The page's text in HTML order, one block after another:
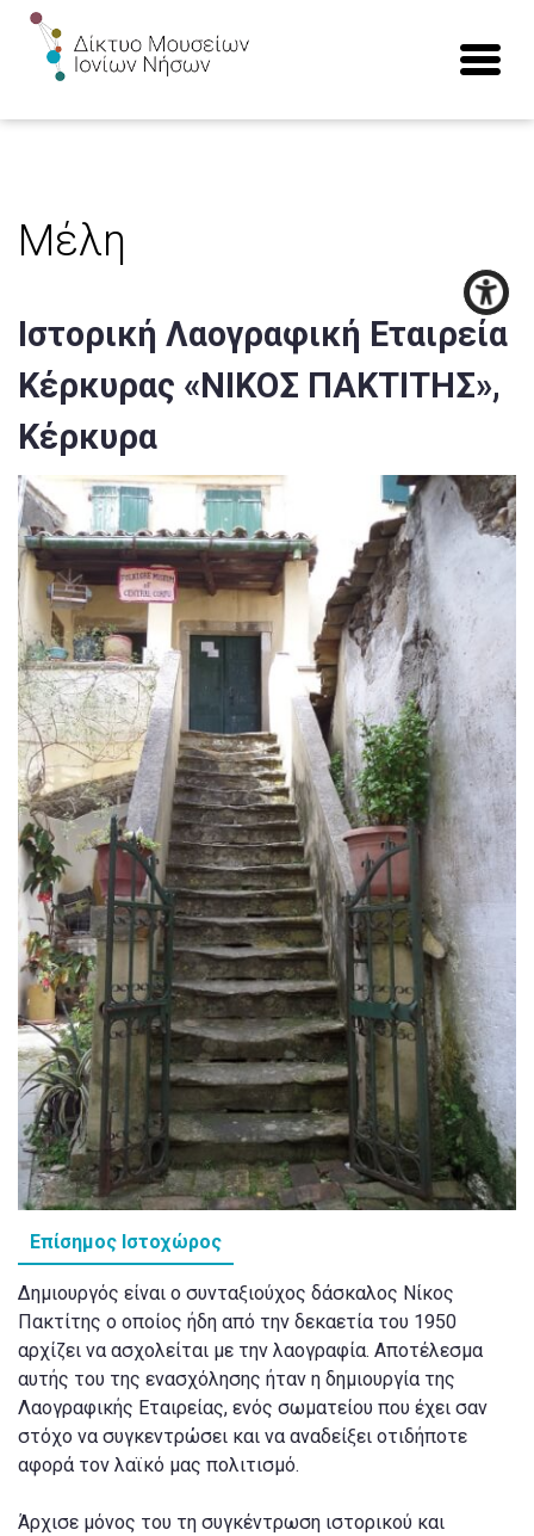
Μέλη
Ιστορική Λαογραφική Εταιρεία
Κέρκυρας «ΝΙΚΟΣ ΠΑΚΤΙΤΗΣ»,
Κέρκυρα
Επίσημος Ιστοχώρος
Δημιουργός είναι ο συνταξιούχος δάσκαλος Νίκος
Πακτίτης ο οποίος ήδη από την δεκαετία του 1950
αρχίζει να ασχολείται με την λαογραφία. Αποτέλεσμα
αυτής του της ενασχόλησης ήταν η δημιουργία της
Λαογραφικής Εταιρείας, ενός σωματείου που έχει σαν
στόχο να συγκεντρώσει και να αναδείξει οτιδήποτε
αφορά τον λαϊκό μας πολιτισμό.
Άρχισε μόνος του τη συγκέντρωση ιστορικού και